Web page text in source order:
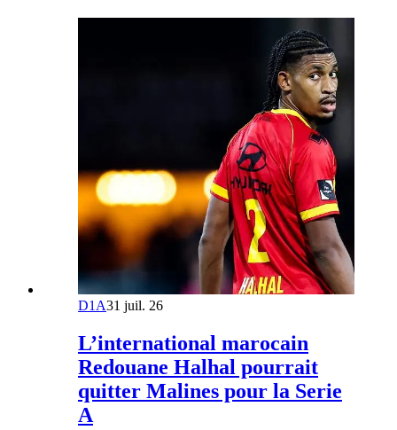
D1A31 juil. 26
L’international marocain
Redouane Halhal pourrait
quitter Malines pour la Serie
A